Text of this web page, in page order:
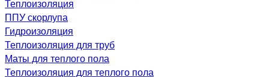
Теплоизоляция
ППУ скорлупа
Гидроизоляция
Теплоизоляция для труб
Маты для теплого пола
Теплоизоляция для теплого пола